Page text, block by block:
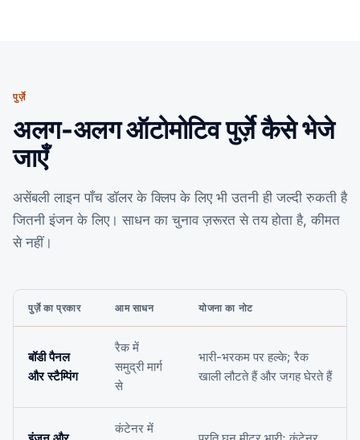
पुर्ज़े
अलग-अलग ऑटोमोटिव पुर्ज़े कैसे भेजे
जाएँ
असेंबली लाइन पाँच डॉलर के क्लिप के लिए भी उतनी ही जल्दी रुकती है
जितनी इंजन के लिए। साधन का चुनाव ज़रूरत से तय होता है, कीमत
से नहीं।
पुर्ज़े का प्रकार आम साधन योजना का नोट
बॉडी पैनल
और स्टैम्पिंग
रैक में
समुद्री मार्ग
से
भारी-भरकम पर हल्के; रैक
खाली लौटते हैं और जगह घेरते हैं
कंटेनर में